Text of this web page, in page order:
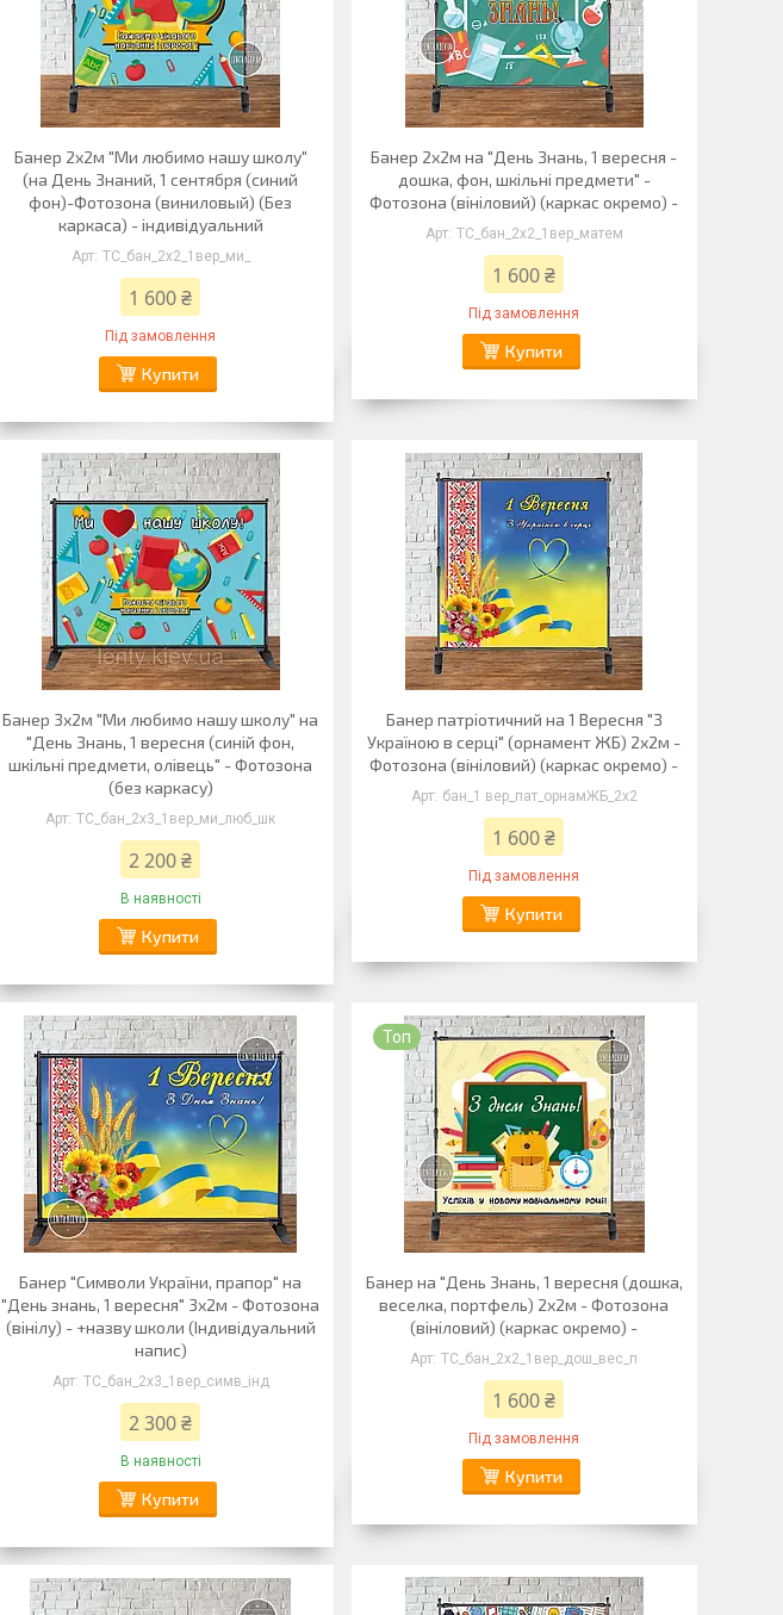
Банер 2х2м "Ми любимо нашу школу"
(на День Знаний, 1 сентября (синий
фон)-Фотозона (виниловый) (Без
каркаса) - індивідуальний
ТС_бан_2х2_1вер_ми_
1 600 ₴
Під замовлення
Купити
Банер 2х2м на "День Знань, 1 вересня -
дошка, фон, шкільні предмети" -
Фотозона (вініловий) (каркас окремо) -
ТС_бан_2х2_1вер_матем
1 600 ₴
Під замовлення
Купити
Банер 3х2м "Ми любимо нашу школу" на
"День Знань, 1 вересня (синій фон,
шкільні предмети, олівець" - Фотозона
(без каркасу)
ТС_бан_2х3_1вер_ми_люб_шк
2 200 ₴
В наявності
Купити
Банер патріотичний на 1 Вересня "З
Україною в серці" (орнамент ЖБ) 2х2м -
Фотозона (вініловий) (каркас окремо) -
бан_1 вер_пат_орнамЖБ_2х2
1 600 ₴
Під замовлення
Купити
Банер "Символи України, прапор" на
"День знань, 1 вересня" 3х2м - Фотозона
(вінілу) - +назву школи (Індивідуальний
напис)
ТС_бан_2х3_1вер_симв_інд
2 300 ₴
В наявності
Купити
Топ
Банер на "День Знань, 1 вересня (дошка,
веселка, портфель) 2х2м - Фотозона
(вініловий) (каркас окремо) -
ТС_бан_2х2_1вер_дош_вес_п
1 600 ₴
Під замовлення
Купити